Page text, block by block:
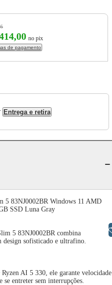
no pix
de pagamento
Entrega e retira
5 83NJ0002BR Windows 11 AMD
SSD Luna Gray
5 83NJ0002BR combina
design sofisticado e ultrafino.
AI 5 330, ele garante velocidade
se entreter sem interrupções.
Libras